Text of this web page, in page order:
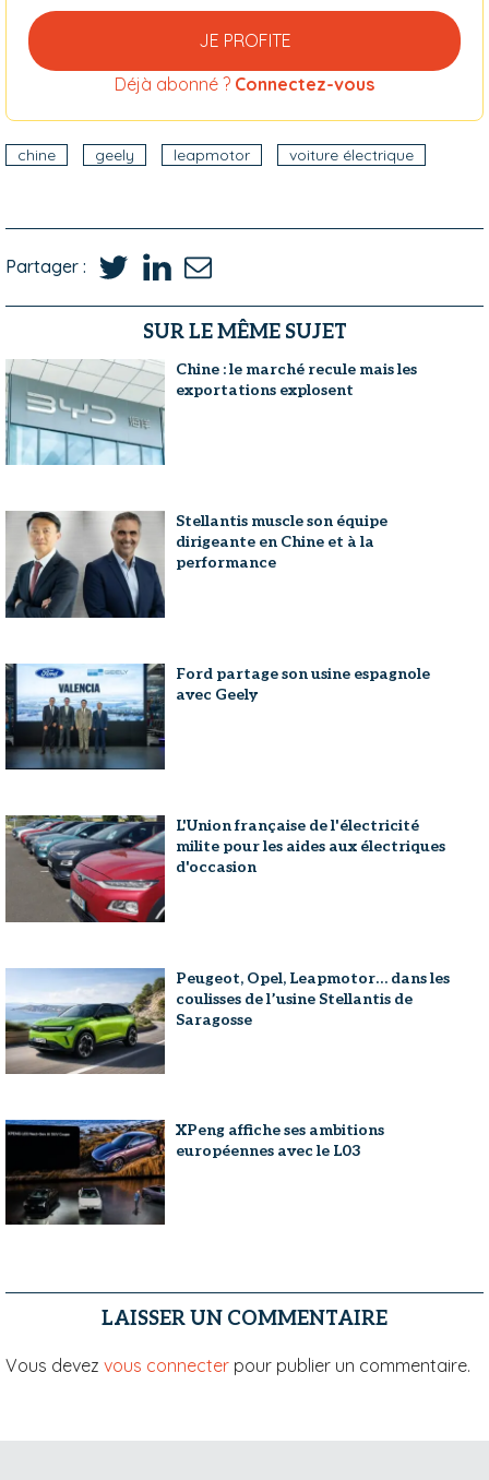
JE PROFITE
Déjà abonné ? Connectez-vous
chine geely leapmotor voiture électrique
Partager :
SUR LE MÊME SUJET
Chine : le marché recule mais les
exportations explosent
Stellantis muscle son équipe
dirigeante en Chine et à la
performance
Ford partage son usine espagnole
avec Geely
L'Union française de l'électricité
milite pour les aides aux électriques
d'occasion
Peugeot, Opel, Leapmotor… dans les
coulisses de l’usine Stellantis de
Saragosse
XPeng affiche ses ambitions
européennes avec le L03
LAISSER UN COMMENTAIRE
Vous devez vous connecter pour publier un commentaire.